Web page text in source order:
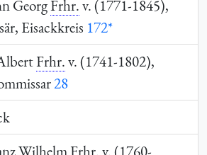
GeorgFrhr.v. (1771-1845),
Eisackkreis 172*
Frhr.v. (1741-1802),
28